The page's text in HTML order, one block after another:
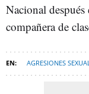
Nacional después
compañera de
AGRESIONES